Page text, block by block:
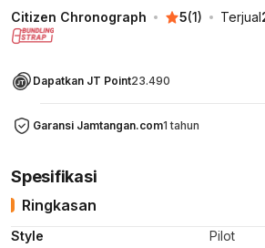
Citizen Chronograph 5(1) Terjual
Dapatkan JT Point23.490
Garansi Jamtangan.com1 tahun
Spesifikasi
Ringkasan
Style Pilot